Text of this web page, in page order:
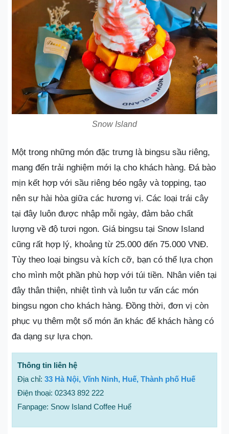
Snow Island
Một trong những món đặc trưng là bingsu sầu riêng,
mang đến trải nghiệm mới lạ cho khách hàng. Đá bào
mịn kết hợp với sầu riêng béo ngậy và topping, tạo
nên sự hài hòa giữa các hương vị. Các loại trái cây
tại đây luôn được nhập mỗi ngày, đảm bảo chất
lượng về độ tươi ngon. Giá bingsu tại Snow Island
cũng rất hợp lý, khoảng từ 25.000 đến 75.000 VNĐ.
Tùy theo loại bingsu và kích cỡ, bạn có thể lựa chọn
cho mình một phần phù hợp với túi tiền. Nhân viên tại
đây thân thiện, nhiệt tình và luôn tư vấn các món
bingsu ngon cho khách hàng. Đồng thời, đơn vị còn
phục vụ thêm một số món ăn khác để khách hàng có
đa dạng sự lựa chọn.
Thông tin liên hệ
Địa chỉ: 33 Hà Nội, Vĩnh Ninh, Huế, Thành phố Huế
Điện thoại: 02343 892 222
Fanpage: Snow Island Coffee Huế